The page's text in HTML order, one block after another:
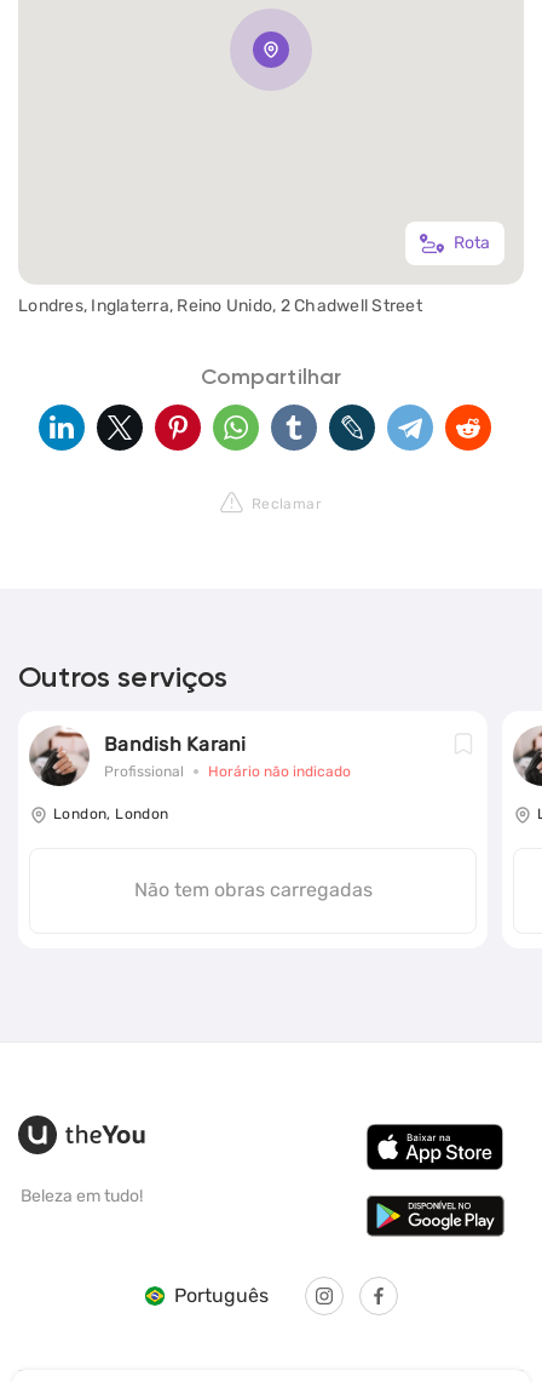
Rota
Londres, Inglaterra, Reino Unido, 2 Chadwell Street
Compartilhar
Reclamar
Outros serviços
Bandish Karani
Profissional Horário não indicado
London, London
Não tem obras carregadas
Beleza em tudo!
Português